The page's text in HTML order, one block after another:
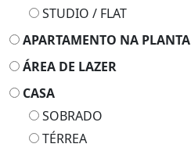
STUDIO / FLAT
APARTAMENTO NA PLANTA
ÁREA DE LAZER
CASA
SOBRADO
TÉRREA